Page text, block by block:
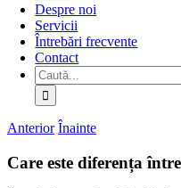
Despre noi
Servicii
Întrebări frecvente
Contact
Caută:
Anterior Înainte
Care este diferența